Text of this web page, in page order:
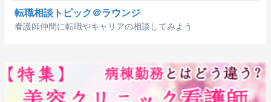
転職相談トピック＠ラウンジ
看護師仲間に転職やキャリアの相談してみよう